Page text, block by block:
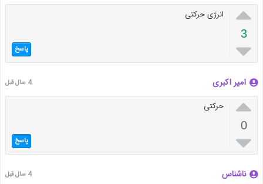

3

انرژی حرکتی
پاسخ
امیر اکبری 4 سال قبل

0

حرکتی
پاسخ
ناشناس 4 سال قبل